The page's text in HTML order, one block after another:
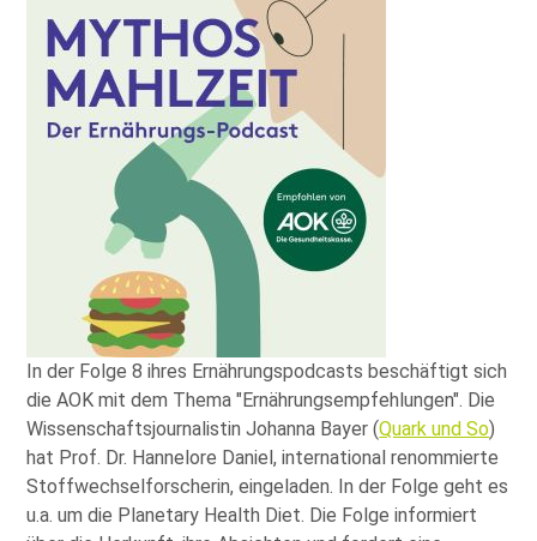
In der Folge 8 ihres Ernährungspodcasts beschäftigt sich
die AOK mit dem Thema Ernährungsempfehlungen . Die
Wissenschaftsjournalistin Johanna Bayer (Quark und So)
hat Prof. Dr. Hannelore Daniel, international renommierte
Stoffwechselforscherin, eingeladen. In der Folge geht es
u.a. um die Planetary Health Diet. Die Folge informiert